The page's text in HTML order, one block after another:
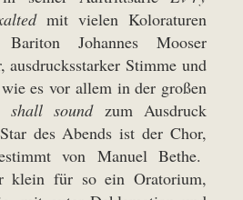
mit vielen Koloraturen
Johannes Mooser
ausdrucksstarker Stimme und
es vor allem in der großen
shall sound zum Ausdruck
des Abends ist der Chor,
von Manuel Bethe.
klein für so ein Oratorium,